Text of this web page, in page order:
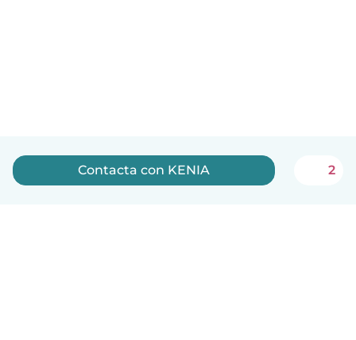
Contacta con KENIA 2